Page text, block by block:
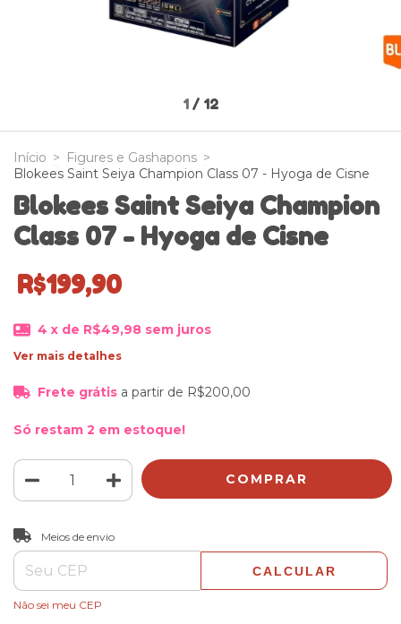
1/ 12
Início > Figures e Gashapons >
Blokees Saint Seiya Champion Class 07 - Hyoga de Cisne
Blokees Saint Seiya Champion
Class 07 - Hyoga de Cisne
R$199,90
4 x de R$49,98 sem juros
Ver mais detalhes
Frete grátis a partir de R$200,00
Só restam 2 em estoque!
Entregas para o CEP:
Meios de envio
CALCULAR
Não sei meu CEP